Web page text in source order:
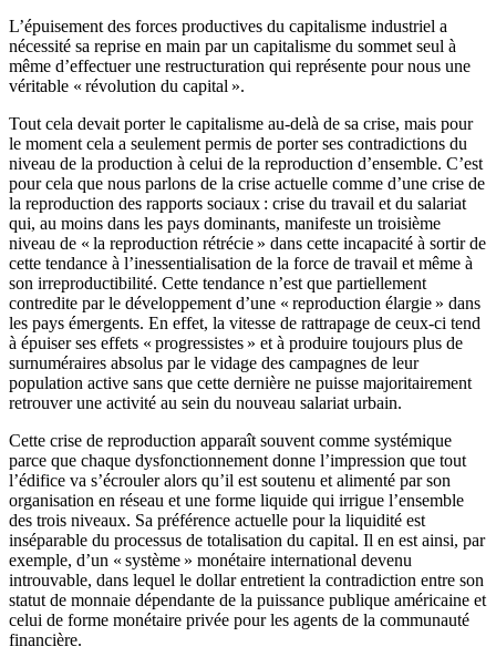
L’épuisement des forces productives du capitalisme industriel a
nécessité sa reprise en main par un capitalisme du sommet seul à
même d’effectuer une restructuration qui représente pour nous une
véritable « révolution du capital ».
Tout cela devait porter le capitalisme au-delà de sa crise, mais pour
le moment cela a seulement permis de porter ses contradictions du
niveau de la production à celui de la reproduction d’ensemble. C’est
pour cela que nous parlons de la crise actuelle comme d’une crise de
la reproduction des rapports sociaux : crise du travail et du salariat
qui, au moins dans les pays dominants, manifeste un troisième
niveau de « la reproduction rétrécie » dans cette incapacité à sortir de
cette tendance à l’inessentialisation de la force de travail et même à
son irreproductibilité. Cette tendance n’est que partiellement
contredite par le développement d’une « reproduction élargie » dans
les pays émergents. En effet, la vitesse de rattrapage de ceux-ci tend
à épuiser ses effets « progressistes » et à produire toujours plus de
surnuméraires absolus par le vidage des campagnes de leur
population active sans que cette dernière ne puisse majoritairement
retrouver une activité au sein du nouveau salariat urbain.
Cette crise de reproduction apparaît souvent comme systémique
parce que chaque dysfonctionnement donne l’impression que tout
l’édifice va s’écrouler alors qu’il est soutenu et alimenté par son
organisation en réseau et une forme liquide qui irrigue l’ensemble
des trois niveaux. Sa préférence actuelle pour la liquidité est
inséparable du processus de totalisation du capital. Il en est ainsi, par
exemple, d’un « système » monétaire international devenu
introuvable, dans lequel le dollar entretient la contradiction entre son
statut de monnaie dépendante de la puissance publique américaine et
celui de forme monétaire privée pour les agents de la communauté
financière.